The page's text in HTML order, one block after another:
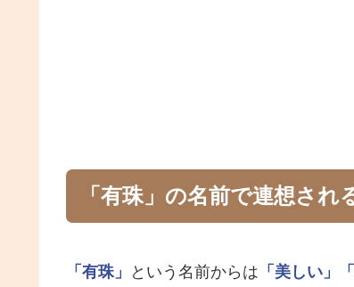
「有珠」の名前で連想され
「有珠」 という名前からは 「美しい」